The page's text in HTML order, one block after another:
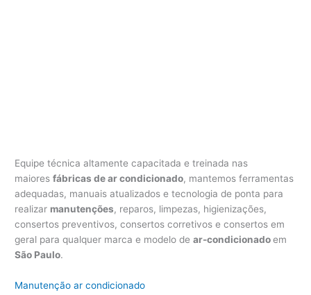
Equipe técnica altamente capacitada e treinada nas
maioresfábricas de ar condicionado, mantemos ferramentas
adequadas, manuais atualizados e tecnologia de ponta para
realizar manutenções, reparos, limpezas, higienizações,
consertos preventivos, consertos corretivos e consertos em
geral para qualquer marca e modelo dear-condicionadoem
São Paulo.
Manutenção ar condicionado